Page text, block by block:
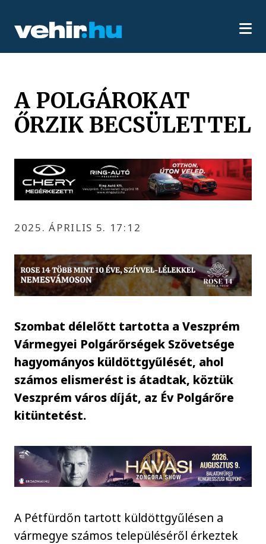
A POLGÁROKAT
ŐRZIK BECSÜLETTEL
2025. ÁPRILIS 5. 17:12
Szombat délelőtt tartotta a Veszprém
Vármegyei Polgárőrségek Szövetsége
hagyományos küldöttgyűlését, ahol
számos elismerést is átadtak, köztük
Veszprém város díját, az Év Polgárőre
kitüntetést.
A Pétfürdőn tartott küldöttgyűlésen a
vármegye számos településéről érkeztek